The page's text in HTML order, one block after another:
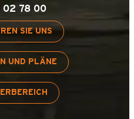
02 78 00
SIE UNS
UND PLÄNE